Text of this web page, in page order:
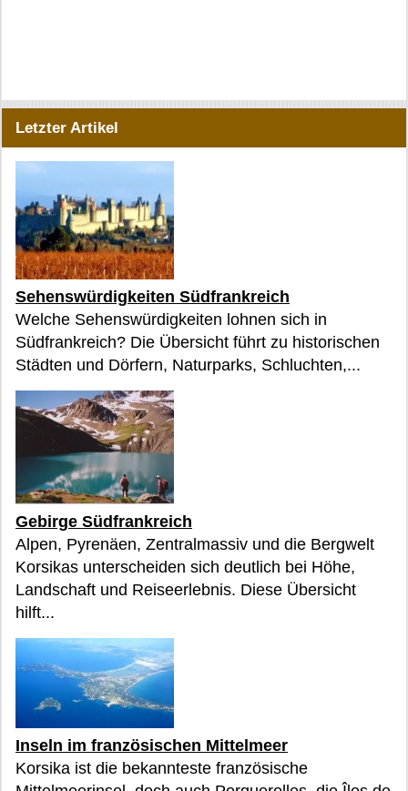
Letzter Artikel
Sehenswürdigkeiten Südfrankreich
Welche Sehenswürdigkeiten lohnen sich in
Südfrankreich? Die Übersicht führt zu historischen
Städten und Dörfern, Naturparks, Schluchten,...
Gebirge Südfrankreich
Alpen, Pyrenäen, Zentralmassiv und die Bergwelt
Korsikas unterscheiden sich deutlich bei Höhe,
Landschaft und Reiseerlebnis. Diese Übersicht
hilft...
Inseln im französischen Mittelmeer
Korsika ist die bekannteste französische